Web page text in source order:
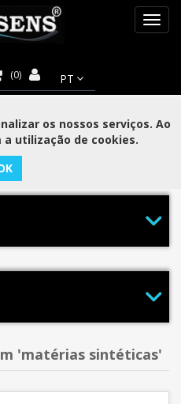
(0)
'matérias sintéticas'
os nossos serviços. Ao
utilização de cookies.